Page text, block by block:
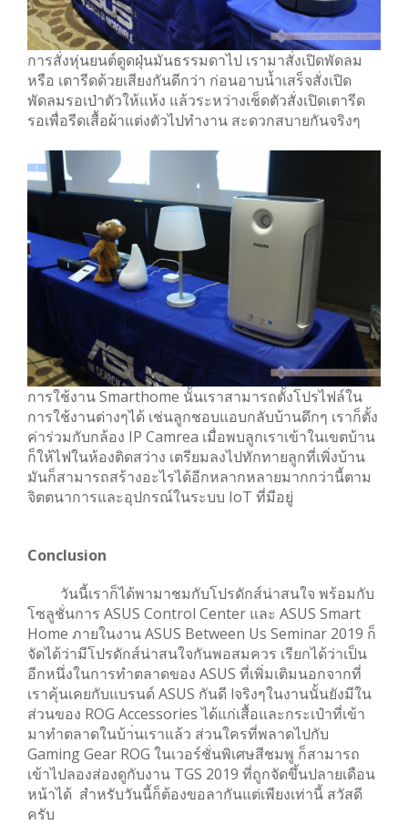
การสั่งหุ่นยนต์ดูดฝุ่นมันธรรมดาไป เรามาสั่งเปิดพัดลม
หรือ เตารีดด้วยเสียงกันดีกว่า ก่อนอาบน้ำเสร็จสั่งเปิด
พัดลมรอเป่าตัวให้แห้ง แล้วระหว่างเช็ดตัวสั่งเปิดเตารีด
รอเพื่อรีดเสื้อผ้าแต่งตัวไปทำงาน สะดวกสบายกันจริงๆ
การใช้งาน Smarthome นั้นเราสามารถตั้งโปรไฟล์ใน
การใช้งานต่างๆได้ เช่นลูกชอบแอบกลับบ้านดึกๆ เราก็ตั้ง
ค่าร่วมกับกล้อง IP Camrea เมื่อพบลูกเราเข้าในเขตบ้าน
ก็ให้ไฟในห้องติดสว่าง เตรียมลงไปทักทายลูกที่เพิ่งบ้าน
มันก็สามารถสร้างอะไรได้อีกหลากหลายมากกว่านี้ตาม
จิตตนาการและอุปกรณ์ในระบบ IoT ที่มีอยู่
Conclusion
วันนี้เราก็ได้พามาชมกับโปรดักส์น่าสนใจ พร้อมกับ
โซลูชั่นการ ASUS Control Center และ ASUS Smart
Home ภายในงาน ASUS Between Us Seminar 2019 ก็
จัดได้ว่ามีโปรดักส์น่าสนใจกันพอสมควร เรียกได้ว่าเป็น
อีกหนึ่งในการทำตลาดของ ASUS ที่เพิ่มเติมนอกจากที่
เราคุ้นเคยกับแบรนด์ ASUS กันดี lจริงๆในงานนั้นยังมีใน
ส่วนของ ROG Accessories ได้แก่เสื้อและกระเป๋าที่เข้า
มาทำตลาดในบ้า่นเราแล้ว ส่วนใครที่พลาดไปกับ
Gaming Gear ROG ในเวอร์ชั่นพิเศษสีชมพู ก็สามารถ
เข้าไปลองส่องดูกับงาน TGS 2019 ที่ถูกจัดขึ้นปลายเดือน
หน้าได้ สำหรับวันนี้ก็ต้องขอลากันแต่เพียงเท่านี้ สวัสดี
ครับ